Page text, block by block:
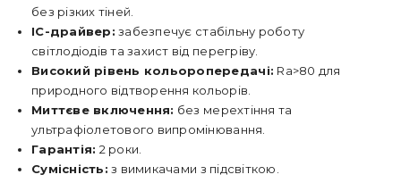
без різких тіней.
ІС-драйвер: забезпечує стабільну роботу
світлодіодів та захист від перегріву.
Високий рівень кольоропередачі: Ra>80 для
природного відтворення кольорів.
Миттєве включення: без мерехтіння та
ультрафіолетового випромінювання.
Гарантія: 2 роки.
Сумісність: з вимикачами з підсвіткою.